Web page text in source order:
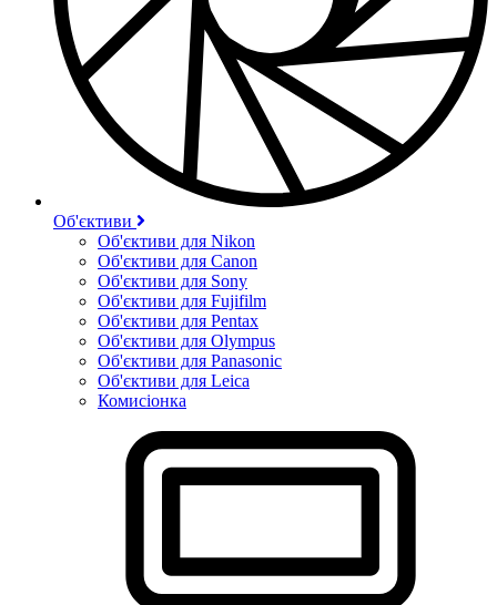
Об'єктиви
Об'єктиви для Nikon
Об'єктиви для Canon
Об'єктиви для Sony
Об'єктиви для Fujifilm
Об'єктиви для Pentax
Об'єктиви для Olympus
Об'єктиви для Panasonic
Об'єктиви для Leica
Комисіонка